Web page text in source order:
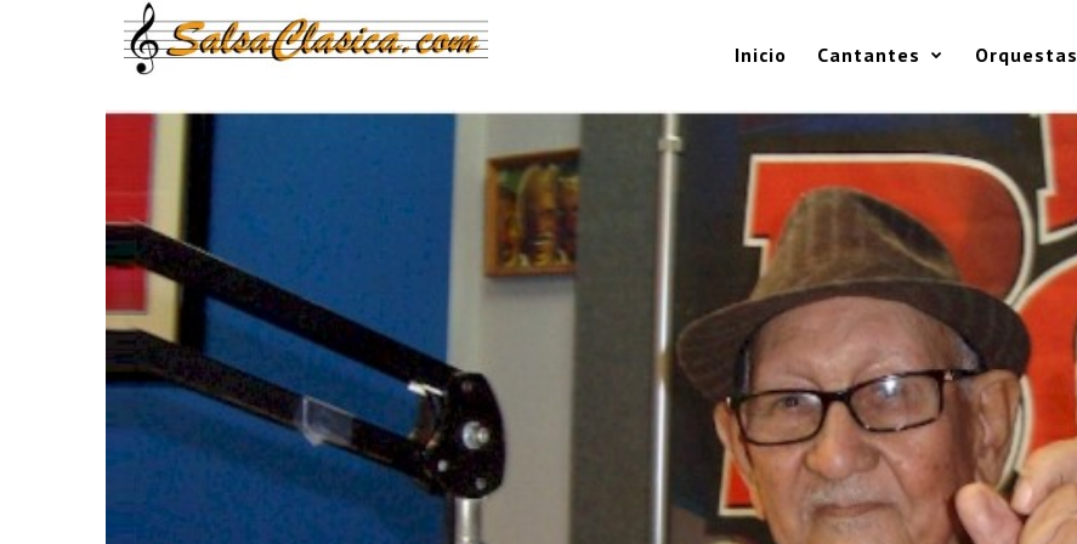
Inicio Cantantes Orquestas